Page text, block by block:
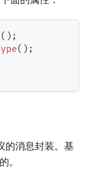
( ) ;
( ) ;
的消息封装。基
。